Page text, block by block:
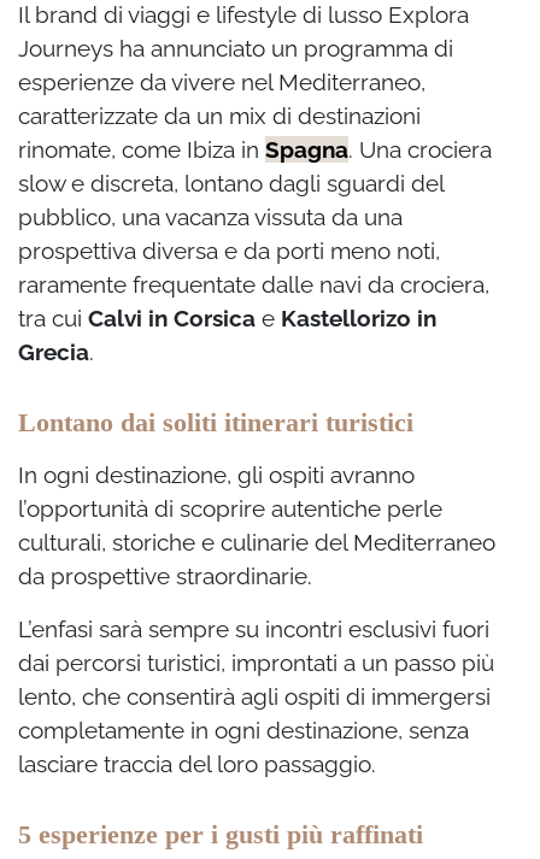
Il brand di viaggi e lifestyle di lusso Explora
Journeys ha annunciato un programma di
esperienze da vivere nel Mediterraneo,
caratterizzate da un mix di destinazioni
rinomate, come Ibiza in Spagna. Una crociera
slow e discreta, lontano dagli sguardi del
pubblico, una vacanza vissuta da una
prospettiva diversa e da porti meno noti,
raramente frequentate dalle navi da crociera,
tra cui Calvi in Corsica e Kastellorizo in
Grecia.
Lontano dai soliti itinerari turistici
In ogni destinazione, gli ospiti avranno
l’opportunità di scoprire autentiche perle
culturali, storiche e culinarie del Mediterraneo
da prospettive straordinarie.
L’enfasi sarà sempre su incontri esclusivi fuori
dai percorsi turistici, improntati a un passo più
lento, che consentirà agli ospiti di immergersi
completamente in ogni destinazione, senza
lasciare traccia del loro passaggio.
5 esperienze per i gusti più raffinati